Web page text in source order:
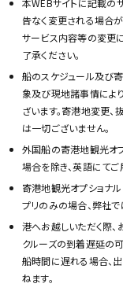
告なく変更される場合
サービス内容等の変更
了承ください。
船のスケジュール及び
象及び現地諸事情によ
ざいます。寄港地変更
は一切ございません。
外国船の寄港地観光オ
場合を除き、英語にてご
寄港地観光オプショナ
プリのみの場合、弊社
港へお越しいただく際
クルーズの到着遅延の
船時間に遅れる場合、
ねます。